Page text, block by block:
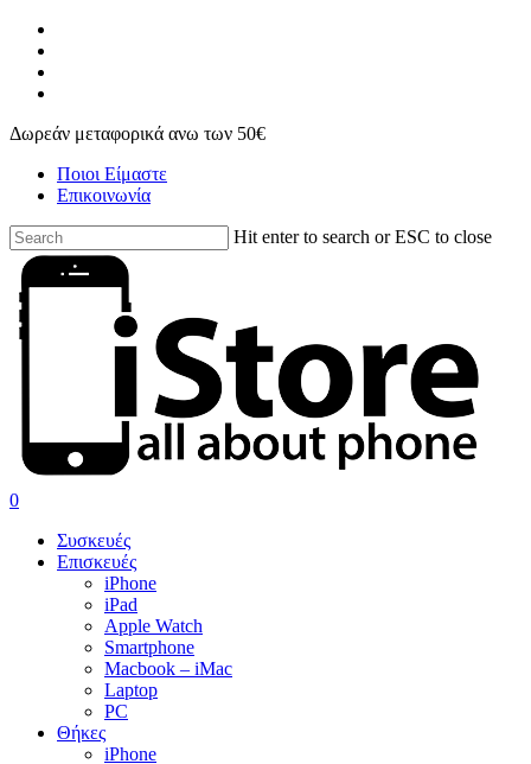
Skip
main
content
Δωρεάν μεταφορικά ανω των 50€
Ποιοι Είμαστε
Επικοινωνία
Hit enter to search or ESC to close
Close
Search
search
account
0
Συσκευές
Επισκευές
iPhone
iPad
Apple Watch
Smartphone
Macbook – iMac
Laptop
PC
Θήκες
iPhone